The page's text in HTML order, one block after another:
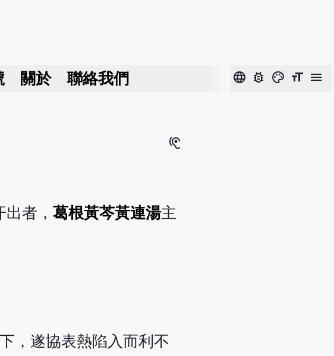
關於 聯絡我們 language bug_report color_lens format_size menu
hearing
者， 葛根黃芩黃連湯主
，遂協表熱陷入而利不